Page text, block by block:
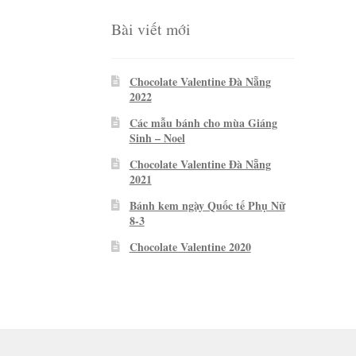
Bài viết mới
Chocolate Valentine Đà Nẵng
2022
Các mẫu bánh cho mùa Giáng
Sinh – Noel
Chocolate Valentine Đà Nẵng
2021
Bánh kem ngày Quốc tế Phụ Nữ
8-3
Chocolate Valentine 2020